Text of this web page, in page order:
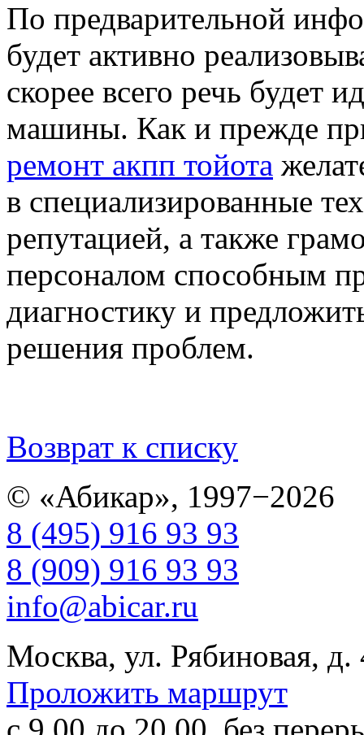
По предварительной
будет активно
скорее всего речь будет
машины. Как и прежде
ремонт акпп тойота
в специализированные
репутацией, а также
персоналом способным
диагностику и
решения проблем.
Возврат к списку
© «Абикар», 1997−2026
8 (495) 916 93 93
8 (909) 916 93 93
info@abicar.ru
Москва, ул. Рябиновая, д.
Проложить маршрут